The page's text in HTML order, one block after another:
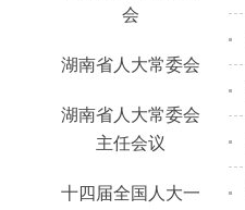
会
湖南省人大常委会
湖南省人大常委会
主任会议
十四届全国人大一